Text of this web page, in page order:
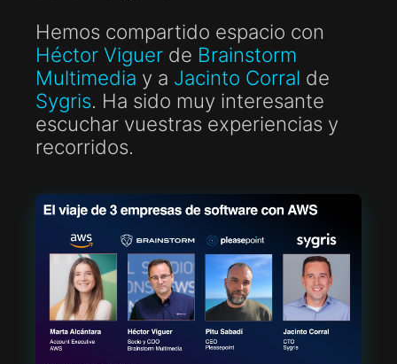
Hemos compartido espacio con
Héctor Viguer de Brainstorm
Multimedia y a Jacinto Corral de
Sygris. Ha sido muy interesante
escuchar vuestras experiencias y
recorridos.